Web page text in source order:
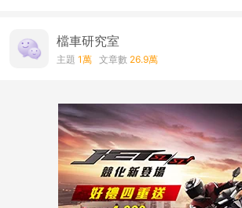
檔車研究室
主題 1萬 文章數 26.9萬